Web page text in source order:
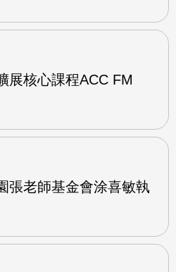
展核心課程ACC FM
張老師基金會涂喜敏執